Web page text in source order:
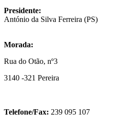
Presidente:
António da Silva Ferreira (PS)
Morada:
Rua do Otão, nº3
3140 -321 Pereira
Telefone/Fax: 239 095 107